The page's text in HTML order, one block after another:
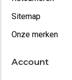
Sitemap
Onze merken
Account